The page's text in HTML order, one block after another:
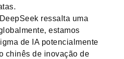
ressalta uma
estamos
de IA potencialmente
chinês de inovação de